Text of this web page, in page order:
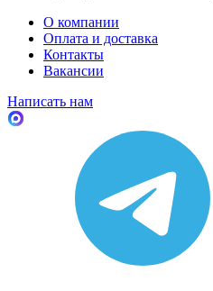
О компании
Оплата и доставка
Контакты
Вакансии
Написать нам